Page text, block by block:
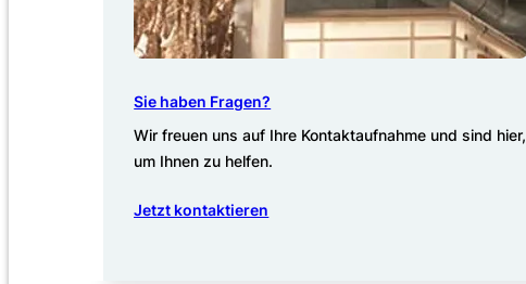
Sie haben Fragen?
Wir freuen uns auf Ihre Kontaktaufnahme und sind hier,
um Ihnen zu helfen.
Jetzt kontaktieren